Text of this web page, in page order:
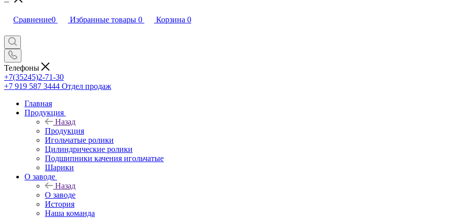
Сравнение0 Избранные товары 0 Корзина 0
Телефоны
+7(35245)2-71-30
+7 919 587 3444 Отдел продаж
Главная
Продукция
Назад
Продукция
Игольчатые ролики
Цилиндрические ролики
Подшипники качения игольчатые
Шарики
О заводе
Назад
О заводе
История
Наша команда